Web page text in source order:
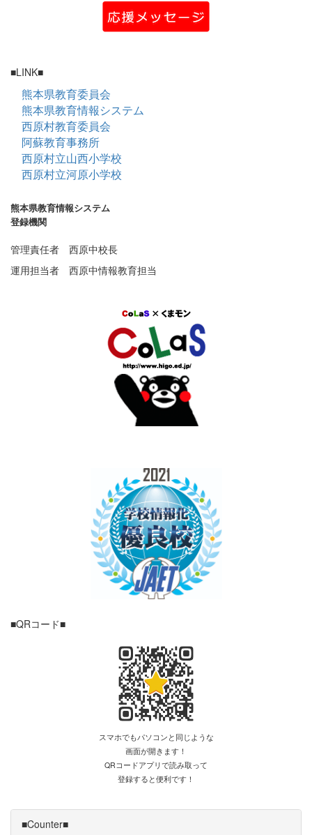
■LINK■
熊本県教育委員会
熊本県教育情報システム
西原村教育委員会
阿蘇教育事務所
西原村立山西小学校
西原村立河原小学校
熊本県教育情報システム
登録機関
管理責任者 西原中校長
運用担当者 西原中情報教育担当
■QRコード■
スマホでもパソコンと同じような
画面が開きます！
QRコードアプリで読み取って
登録すると便利です！
■Counter■